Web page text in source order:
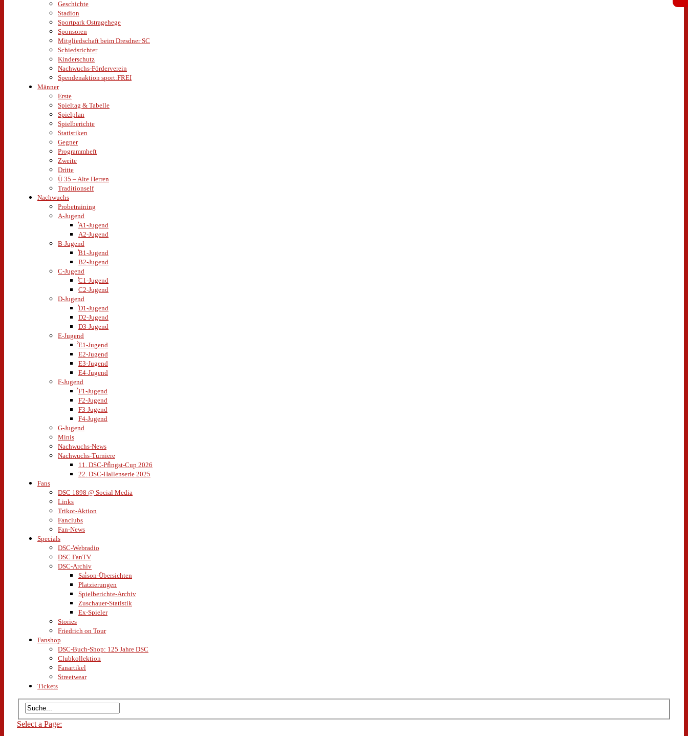
Geschichte
Stadion
Sportpark Ostragehege
Sponsoren
Mitgliedschaft beim Dresdner SC
Schiedsrichter
Kinderschutz
Nachwuchs-Förderverein
Spendenaktion sport:FREI
Männer
Erste
Spieltag & Tabelle
Spielplan
Spielberichte
Statistiken
Gegner
Programmheft
Zweite
Dritte
Ü 35 – Alte Herren
Traditionself
Nachwuchs
Probetraining
A-Jugend
A1-Jugend
A2-Jugend
B-Jugend
B1-Jugend
B2-Jugend
C-Jugend
C1-Jugend
C2-Jugend
D-Jugend
D1-Jugend
D2-Jugend
D3-Jugend
E-Jugend
E1-Jugend
E2-Jugend
E3-Jugend
E4-Jugend
F-Jugend
F1-Jugend
F2-Jugend
F3-Jugend
F4-Jugend
G-Jugend
Minis
Nachwuchs-News
Nachwuchs-Turniere
11. DSC-Pfingst-Cup 2026
22. DSC-Hallenserie 2025
Fans
DSC 1898 @ Social Media
Links
Trikot-Aktion
Fanclubs
Fan-News
Specials
DSC-Webradio
DSC FanTV
DSC-Archiv
Saison-Übersichten
Platzierungen
Spielberichte-Archiv
Zuschauer-Statistik
Ex-Spieler
Stories
Friedrich on Tour
Fanshop
DSC-Buch-Shop: 125 Jahre DSC
Clubkollektion
Fanartikel
Streetwear
Tickets
Select a Page: